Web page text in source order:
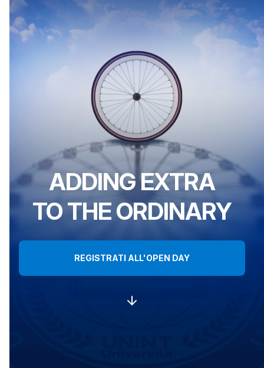
ADDING EXTRA
TO THE ORDINARY
REGISTRATI ALL'OPEN DAY